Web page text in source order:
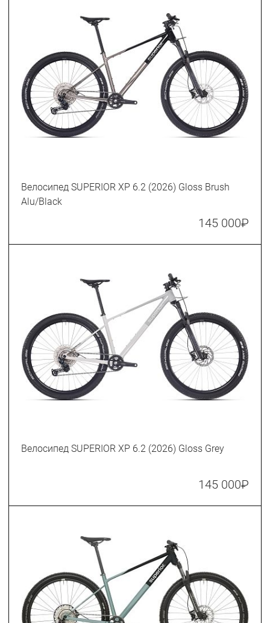
Велосипед SUPERIOR XP 6.2 (2026) Gloss Brush
Alu/Black
145 000₽
Велосипед SUPERIOR XP 6.2 (2026) Gloss Grey
145 000₽